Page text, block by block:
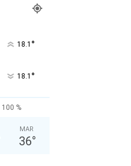
18.1 °
18.1 °
100 %
MAR
36°